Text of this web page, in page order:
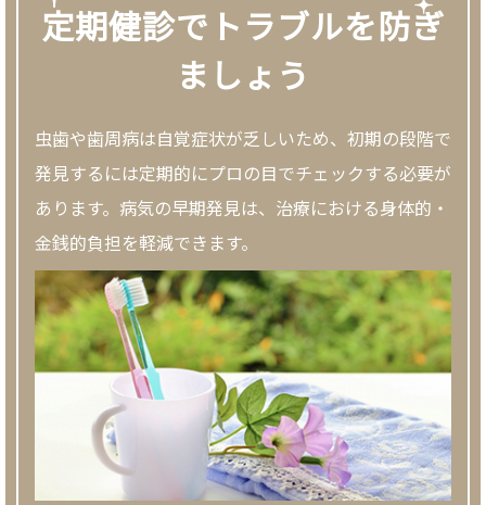
定期健診でトラブルを防ぎ
ましょう
虫歯や歯周病は自覚症状が乏しいため、初期の段階で
発見するには定期的にプロの目でチェックする必要が
あります。病気の早期発見は、治療における身体的・
金銭的負担を軽減できます。